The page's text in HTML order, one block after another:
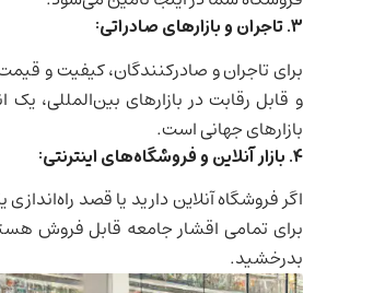
3. تاجران و بازارهای صادراتی:
برای تاجران و صادرکنندگان، کیفیت و
و قابل رقابت در بازارهای
بازارهای جهانی است.
4. بازار آنلاین و فروشگاه‌های اینترنتی:
اگر فروشگاه آنلاین دارید یا قصد
برای تمامی اقشار جامعه قابل فروش
بدرخشید.